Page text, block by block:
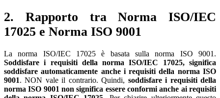
2. Rapporto tra Norma ISO/IEC
17025 e Norma ISO 9001
La norma ISO/IEC 17025 è basata sulla norma ISO 9001.
Soddisfare i requisiti della norma ISO/IEC 17025, significa
soddisfare automaticamente anche i requisiti della norma ISO
9001. NON vale il contrario. Quindi, soddisfare i requisiti della
norma ISO 9001 non significa essere conformi anche ai requisiti